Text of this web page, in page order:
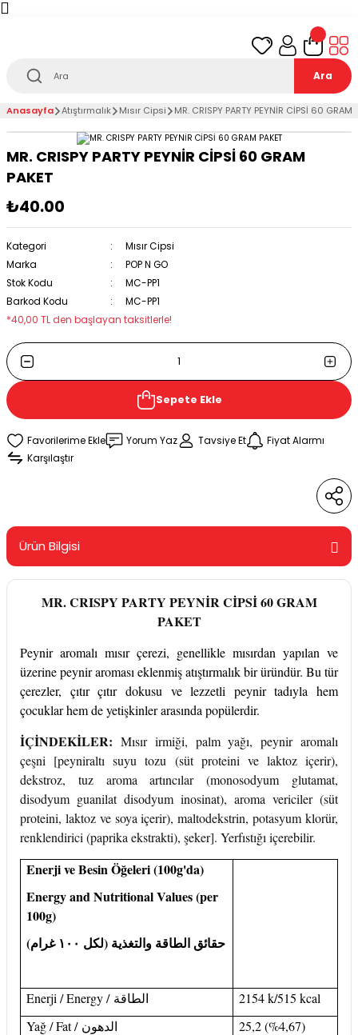
teslimat!
Ara
Anasayfa Atıştırmalık Mısır Cipsi MR. CRISPY PARTY PEYNİR CİPSİ 60 GRAM
MR. CRISPY PARTY PEYNİR CİPSİ 60 GRAM
PAKET
₺40.00
Kategori
Mısır Cipsi
Marka
POP N GO
Stok Kodu
MC-PP1
Barkod Kodu
MC-PP1
*40,00 TL den başlayan taksitlerle!
Sepete Ekle
Yorum Yaz Tavsiye Et
Fiyat Alarmı
Karşılaştır
Ürün Bilgisi
MR. CRISPY PARTY PEYNİR CİPSİ 60 GRAM
PAKET
Peynir aromalı mısır çerezi, genellikle mısırdan yapılan ve
üzerine peynir aroması eklenmiş atıştırmalık bir üründür. Bu tür
çerezler, çıtır çıtır dokusu ve lezzetli peynir tadıyla hem
çocuklar hem de yetişkinler arasında popülerdir.
İÇİNDEKİLER: Mısır irmiği, palm yağı, peynir aromalı
çeşni [peyniraltı suyu tozu (süt proteini ve laktoz içerir),
dekstroz, tuz aroma artıncılar (monosodyum glutamat,
disodyum guanilat disodyum inosinat), aroma vericiler (süt
proteini, laktoz ve soya içerir), maltodekstrin, potasyum klorür,
renklendirici (paprika ekstrakti), şeker]. Yerfıstığı içerebilir.
Enerji ve Besin Öğeleri (100g'da)
Energy and Nutritional Values (per
100g)
حقائق الطاقة والتغذية (لكل ١٠٠ غرام)
Enerji / Energy / الطاقة
2154 k/515 kcal
Yağ / Fat / الدهون
25,2 (%4,67)